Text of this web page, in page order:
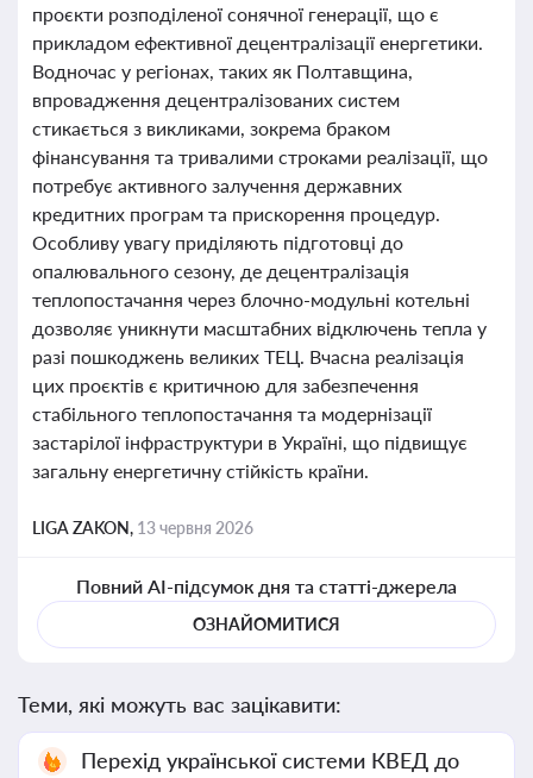
проєкти розподіленої сонячної генерації, що є
прикладом ефективної децентралізації енергетики.
Водночас у регіонах, таких як Полтавщина,
впровадження децентралізованих систем
стикається з викликами, зокрема браком
фінансування та тривалими строками реалізації, що
потребує активного залучення державних
кредитних програм та прискорення процедур.
Особливу увагу приділяють підготовці до
опалювального сезону, де децентралізація
теплопостачання через блочно-модульні котельні
дозволяє уникнути масштабних відключень тепла у
разі пошкоджень великих ТЕЦ. Вчасна реалізація
цих проєктів є критичною для забезпечення
стабільного теплопостачання та модернізації
застарілої інфраструктури в Україні, що підвищує
загальну енергетичну стійкість країни.
LIGA ZAKON, 13 червня 2026
Повний AI-підсумок дня та статті-джерела
ОЗНАЙОМИТИСЯ
Теми, які можуть вас зацікавити:
Перехід української системи КВЕД до